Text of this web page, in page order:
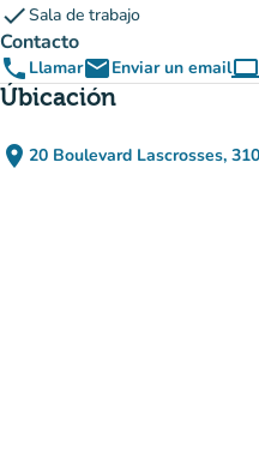
checkSala de trabajo
Contacto
phone LlamaremailEnviar un emailcomputer
Úbicación
place 20 Boulevard Lascrosses,(abrir